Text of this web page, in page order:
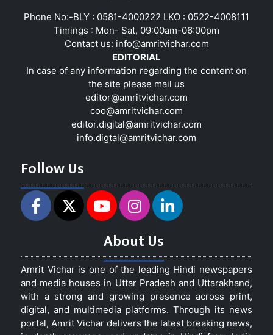
Phone No:-BLY : 0581-4000222 LKO : 0522-4008111
Timings : Mon- Sat, 09:00am-06:00pm
Contact us: info@amritvichar.com
EDITORIAL
In case of any information regarding the content on
the site please mail us
editor@amritvichar.com
coo@amritvichar.com
editor.digital@amritvichar.com
info.digtal@amritvichar.com
Follow Us
About Us
Amrit Vichar is one of the leading Hindi newspapers
and media houses in Uttar Pradesh and Uttarakhand,
with a strong and growing presence across print,
digital, and multimedia platforms. Through its news
portal, Amrit Vichar delivers the latest breaking news,